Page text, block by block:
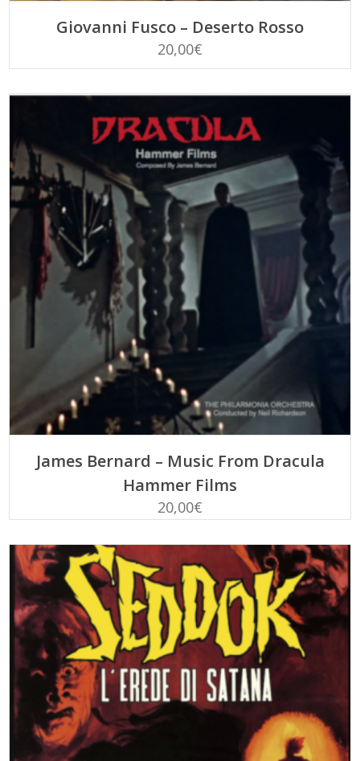
Giovanni Fusco – Deserto Rosso
20,00€
James Bernard – Music From Dracula
Hammer Films
20,00€